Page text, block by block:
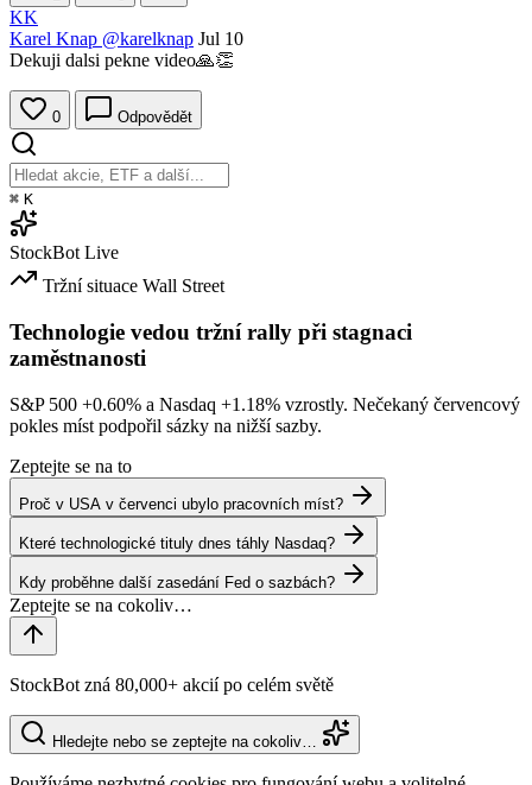
KK
Karel Knap @karelknap Jul 10
Dekuji dalsi pekne video🙏👏
0 Odpovědět
⌘ K
StockBot Live
Tržní situace Wall Street
Technologie vedou tržní rally při stagnaci
zaměstnanosti
S&P 500 +0.60% a Nasdaq +1.18% vzrostly. Nečekaný červencový
pokles míst podpořil sázky na nižší sazby.
Zeptejte se na to
Proč v USA v červenci ubylo pracovních míst?
Které technologické tituly dnes táhly Nasdaq?
Kdy proběhne další zasedání Fed o sazbách?
StockBot zná 80,000+ akcií po celém světě
Hledejte nebo se zeptejte na cokoliv…